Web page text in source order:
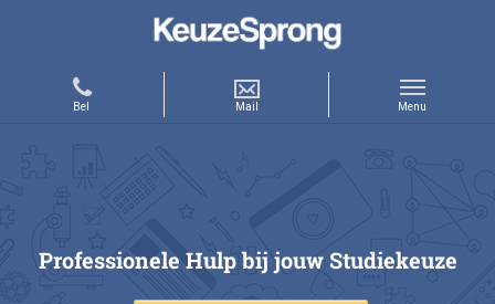
Professionele Hulp bij jouw Studiekeuze